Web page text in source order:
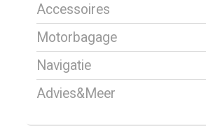
Accessoires
Motorbagage
Navigatie
Advies&Meer